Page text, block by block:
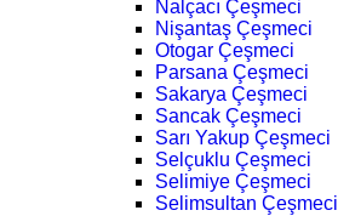
Nalçacı Çeşmeci
Nişantaş Çeşmeci
Otogar Çeşmeci
Parsana Çeşmeci
Sakarya Çeşmeci
Sancak Çeşmeci
Sarı Yakup Çeşmeci
Selçuklu Çeşmeci
Selimiye Çeşmeci
Selimsultan Çeşmeci